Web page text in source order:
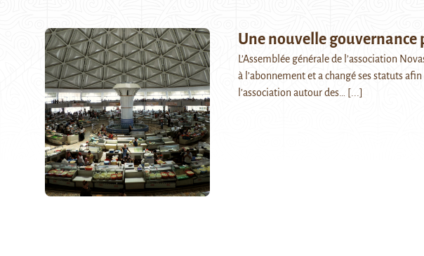
Une nouvelle gouvernance
L’Assemblée générale de l’association
à l’abonnement et a changé ses statuts
l’association autour des…
[...]